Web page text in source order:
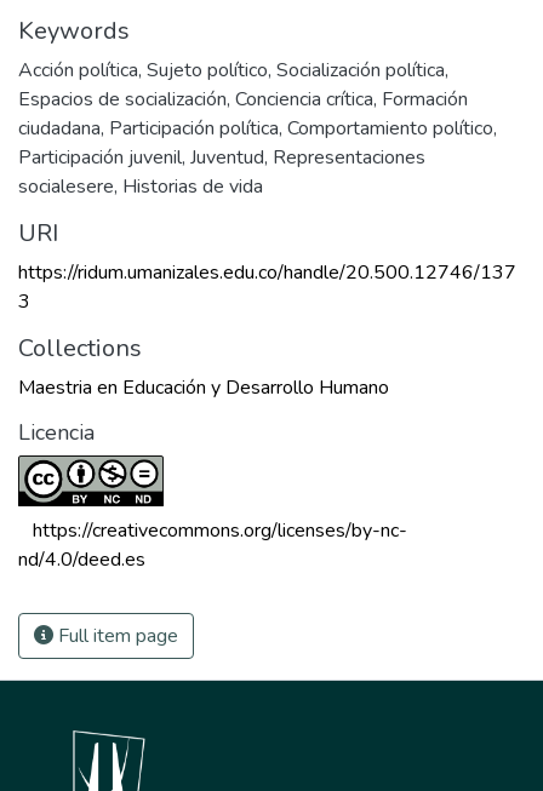
Keywords
Acción política, Sujeto político, Socialización política,
Espacios de socialización, Conciencia crítica, Formación
ciudadana, Participación política, Comportamiento político,
Participación juvenil, Juventud, Representaciones
socialesere, Historias de vida
URI
https://ridum.umanizales.edu.co/handle/20.500.12746/137
3
Collections
Maestria en Educación y Desarrollo Humano
Licencia
https://creativecommons.org/licenses/by-nc-
nd/4.0/deed.es
Full item page